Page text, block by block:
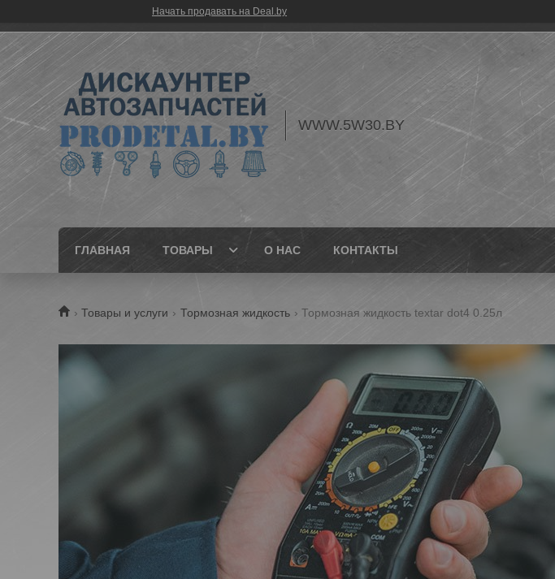
Начать продавать на Deal.by
WWW.5W30.BY
ГЛАВНАЯ ТОВАРЫ О НАС КОНТАКТЫ
Товары и услуги Тормозная жидкость Тормозная жидкость textar dot4 0.25л